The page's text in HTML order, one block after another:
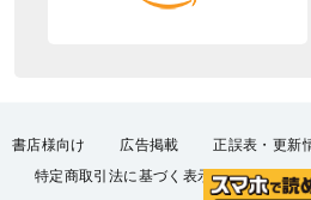
書店様向け 広告掲載 正誤表・更新
特定商取引法に基づく表示 FAQ